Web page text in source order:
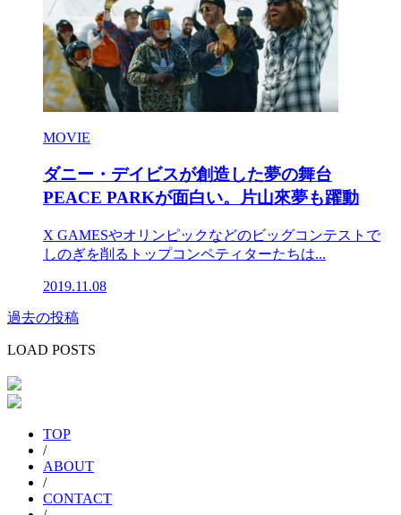
MOVIE
ダニー・デイビスが創造した夢の舞台
PEACE PARKが面白い。片山來夢も躍動
X GAMESやオリンピックなどのビッグコンテストで
しのぎを削るトップコンペティターたちは...
2019.11.08
投
稿
ナ
ビ
過去の投稿
LOAD POSTS
TOP
/
ABOUT
/
CONTACT